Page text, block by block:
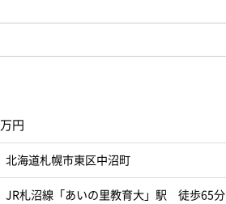
万円
北海道札幌市東区中沼町
JR札沼線「あいの里教育大」駅 徒歩65分